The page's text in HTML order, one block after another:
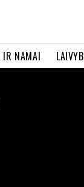
IR NAMAI